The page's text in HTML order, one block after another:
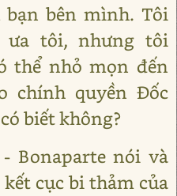
bên mình. Tôi
ưa tôi, nhưng tôi
thể nhỏ mọn đến
chính quyền Đốc
biết không?
Bonaparte nói và
cục bi thảm của